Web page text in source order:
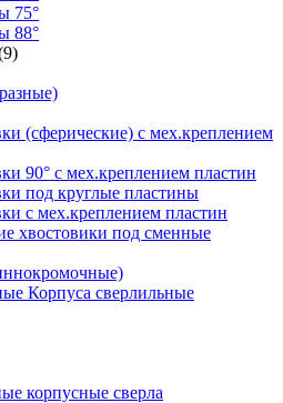
75°
88°
(сферические) с мех.креплением
90° с мех.креплением пластин
под круглые пластины
с мех.креплением пластин
хвостовики под сменные
Корпуса сверлильные
корпусные сверла